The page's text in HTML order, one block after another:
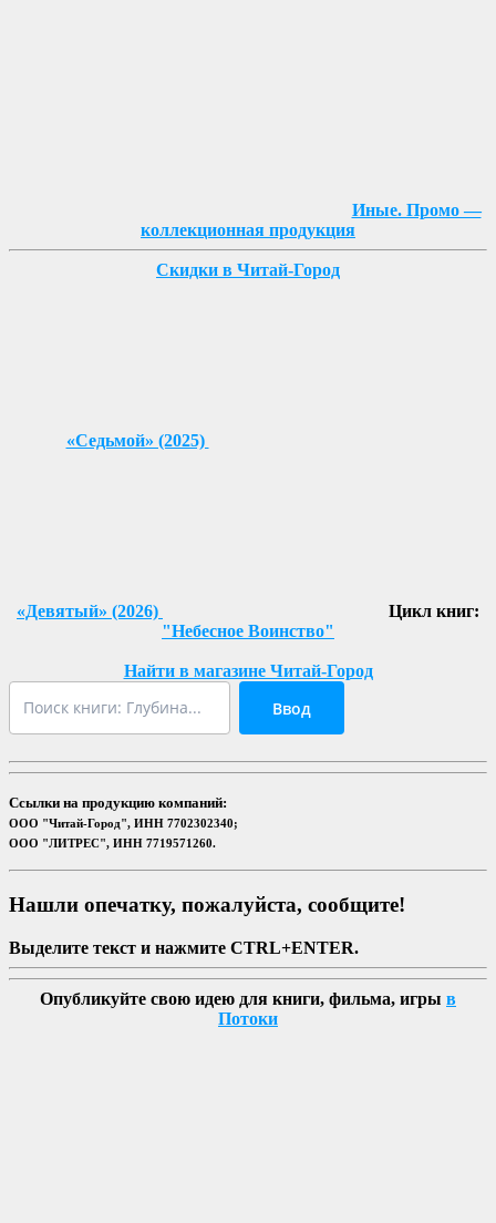
Иные. Промо —
коллекционная продукция
Скидки в Читай-Город
«Седьмой» (2025)
«Девятый» (2026)
Цикл книг:
"Небесное Воинство"
Найти в магазине Читай-Город
Ввод
Ссылки на продукцию компаний:
ООО "Читай-Город", ИНН 7702302340;
ООО "ЛИТРЕС", ИНН 7719571260.
Нашли опечатку, пожалуйста, сообщите!
Выделите текст и нажмите CTRL+ENTER.
Опубликуйте свою идею для книги, фильма, игры в
Потоки